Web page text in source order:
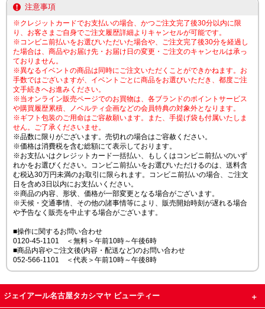
注意事項
※クレジットカードでお支払いの場合、かつご注文完了後30分以内に限
り、お客さまご自身でご注文履歴詳細よりキャンセルが可能です。
※コンビニ前払いをお選びいただいた場合や、ご注文完了後30分を経過し
た場合は、商品やお届け先・お届け日の変更・ご注文のキャンセルは承っ
ておりません。
※異なるイベントの商品は同時にご注文いただくことができかねます。お
手数ではございますが、イベントごとに商品をお選びいただき、都度ご注
文手続きへお進みください。
※当オンライン販売ページでのお買物は、各ブランドのポイントサービス
や購買履歴累積、ノベルティ企画などの会員特典の対象外となります。
※ギフト包装のご用命はご容赦願います。また、手提げ袋も付属いたしま
せん。ご了承くださいませ。
※品数に限りがございます。売切れの場合はご容赦ください。
※価格は消費税を含む総額にて表示しております。
※お支払いはクレジットカード一括払い、もしくはコンビニ前払いのいず
れかをお選びください。コンビニ前払いをお選びいただけるのは、送料含
む税込30万円未満のお取引に限られます。コンビニ前払いの場合、ご注文
日を含め3日以内にお支払いください。
※商品の内容、形状、価格が一部変更となる場合がございます。
※天候・交通事情、その他の諸事情等により、販売開始時刻が遅れる場合
や予告なく販売を中止する場合がございます。
■操作に関するお問い合わせ
0120-45-1101 ＜無料＞午前10時～午後6時
■商品内容やご注文後(内容・配送など)のお問い合わせ
052-566-1101 ＜代表＞午前10時～午後8時
ジェイアール名古屋タカシマヤ ビューティー